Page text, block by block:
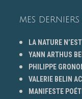
MES DERNIERS
LA NATURE
YANN ARTHUS
PHILIPPE
VALERIE BELIN
MANIFESTE